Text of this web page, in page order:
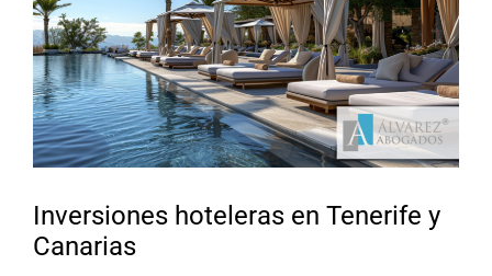
Inversiones hoteleras en Tenerife y
Canarias